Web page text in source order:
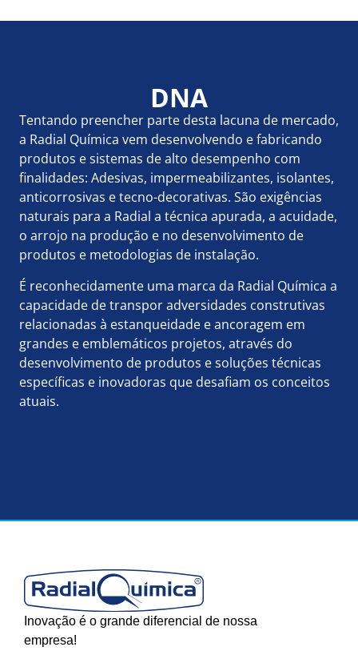
DNA
Tentando preencher parte desta lacuna de mercado,
a Radial Química vem desenvolvendo e fabricando
produtos e sistemas de alto desempenho com
finalidades: Adesivas, impermeabilizantes, isolantes,
anticorrosivas e tecno-decorativas. São exigências
naturais para a Radial a técnica apurada, a acuidade,
o arrojo na produção e no desenvolvimento de
produtos e metodologias de instalação.
É reconhecidamente uma marca da Radial Química a
capacidade de transpor adversidades construtivas
relacionadas à estanqueidade e ancoragem em
grandes e emblemáticos projetos, através do
desenvolvimento de produtos e soluções técnicas
específicas e inovadoras que desafiam os conceitos
atuais.
Inovação é o grande diferencial de nossa
empresa!